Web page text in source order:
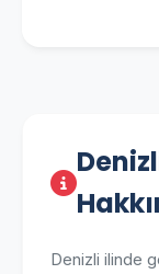
Denizli ilinde